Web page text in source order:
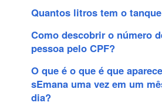
Quantos litros tem o
Como descobrir o número
pessoa pelo CPF?
O que é o que é que
sEmana uma vez em um
dia?